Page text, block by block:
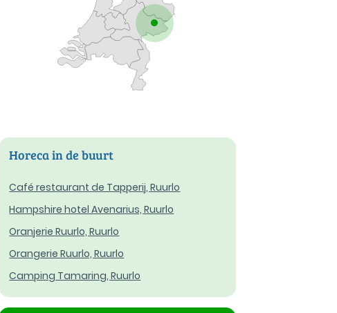
Horeca in de buurt
Café restaurant de Tapperij, Ruurlo
Hampshire hotel Avenarius, Ruurlo
Oranjerie Ruurlo, Ruurlo
Orangerie Ruurlo, Ruurlo
Camping Tamaring, Ruurlo